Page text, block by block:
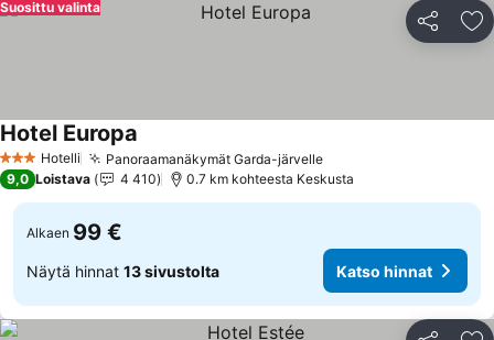
Jaa
Suosittu valinta
3 Tähtiluokitus
Hotelli Panoraamanäkymät Garda-järvelleKatso hinnat
Hotel Europa
9,0 Loistava 4 410 0.7 km kohteesta Keskusta
Alkaen 99 €
Näytä hinnat 13 sivustolta Katso hinnat